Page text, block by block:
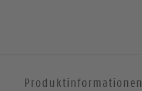
Produktinformationen